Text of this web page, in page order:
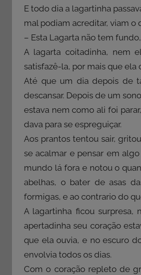
E todo dia a lagartinha
mal podiam acreditar, viam o
– Esta Lagarta não tem
A lagarta coitadinha, nem
satisfazê-la, por mais que ela
Até que um dia depois de
descansar. Depois de um
estava nem como ali foi
dava para se espreguiçar.
Aos prantos tentou sair,
se acalmar e pensar em
mundo lá fora e notou o
abelhas, o bater de asas
formigas, e ao contrario do
A lagartinha ficou
apertadinha seu coração
que ela ouvia, e no escuro
envolvia todos os dias.
Com o coração repleto de